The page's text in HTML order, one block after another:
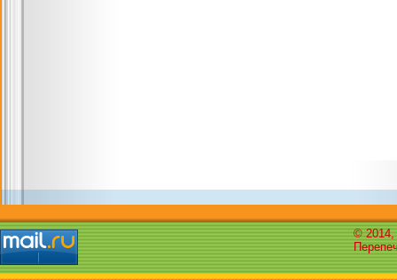
© 2014,